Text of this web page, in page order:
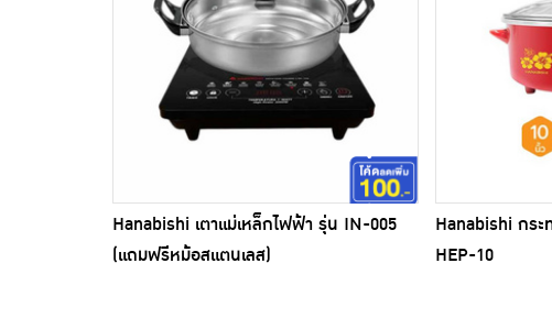
Hanabishi เตาแม่เหล็กไฟฟ้า รุ่น IN-005
(แถมฟรีหม้อสแตนเลส)
Hanabishi กร
HEP-10